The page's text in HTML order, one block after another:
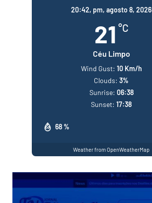
20:42, pm, agosto 8, 2026
21 °C
Céu Limpo
68 %
Wind Gust: 10 Km/h
Clouds: 3%
Sunrise: 06:38
Sunset: 17:38
Weather from OpenWeatherMap